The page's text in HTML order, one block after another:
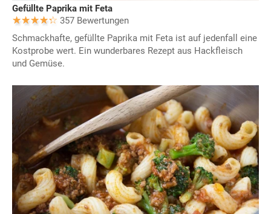
Gefüllte Paprika mit Feta
357 Bewertungen
Schmackhafte, gefüllte Paprika mit Feta ist auf jedenfall eine
Kostprobe wert. Ein wunderbares Rezept aus Hackfleisch
und Gemüse.